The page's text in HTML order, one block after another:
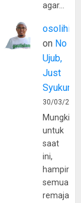
agar…
osolihin
on No
Ujub,
Just
Syukur
30/03/
Mungkin
untuk
saat
ini,
hampir
semua
remaja